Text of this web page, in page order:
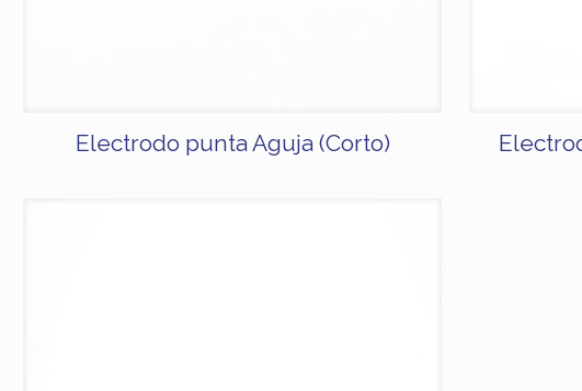
Electrodo punta Aguja (Corto)